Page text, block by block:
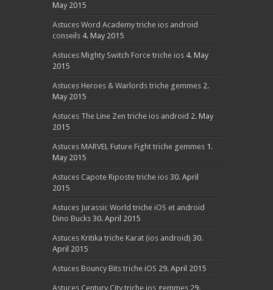
May 2015
Astuces Word Academy triche ios android
conseils 4. May 2015
Astuces Mighty Switch Force triche ios 4. May
2015
Astuces Heroes & Warlords triche gemmes 2.
May 2015
Astuces The Line Zen triche ios android 2. May
2015
Astuces MARVEL Future Fight triche gemmes 1.
May 2015
Astuces Capote Riposte triche ios 30. April
2015
Astuces Jurassic World triche iOS et android
Dino Bucks 30. April 2015
Astuces Kritika triche Karat (ios android) 30.
April 2015
Astuces Bouncy Bits triche iOS 29. April 2015
Astuces Century City triche ios gemmes 29.